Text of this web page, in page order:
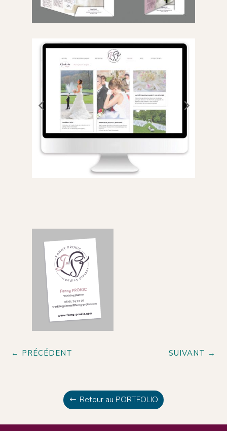
← PRÉCÉDENT SUIVANT →
Retour au PORTFOLIO